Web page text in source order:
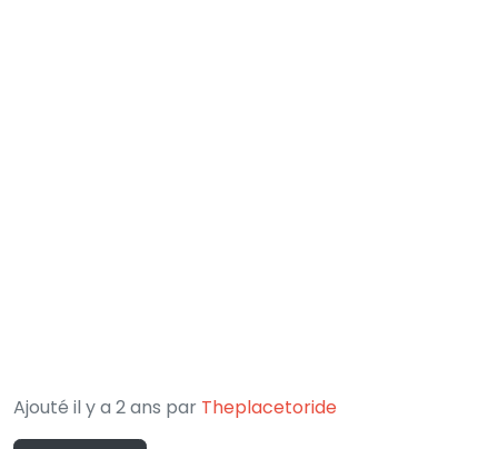
Ajouté il y a 2 ans par Theplacetoride